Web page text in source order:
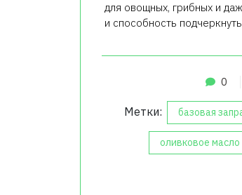
для овощных, грибных и
и способность
0
Метки: базовая
оливковое масло